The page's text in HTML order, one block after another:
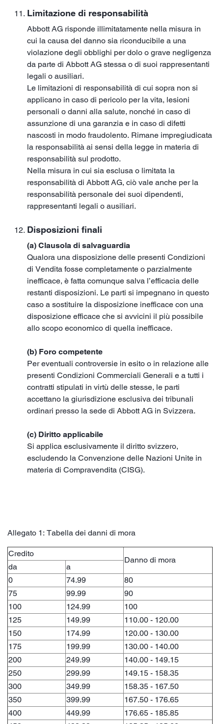
Limitazione di responsabilità
Abbott AG risponde illimitatamente nella misura in
cui la causa del danno sia riconducibile a una
violazione degli obblighi per dolo o grave negligenza
da parte di Abbott AG stessa o di suoi rappresentanti
legali o ausiliari.
Le limitazioni di responsabilità di cui sopra non si
applicano in caso di pericolo per la vita, lesioni
personali o danni alla salute, nonché in caso di
assunzione di una garanzia e in caso di difetti
nascosti in modo fraudolento. Rimane impregiudicata
la responsabilità ai sensi della legge in materia di
responsabilità sul prodotto.
Nella misura in cui sia esclusa o limitata la
responsabilità di Abbott AG, ciò vale anche per la
responsabilità personale dei suoi dipendenti,
rappresentanti legali o ausiliari.
Disposizioni finali
(a) Clausola di salvaguardia
Qualora una disposizione delle presenti Condizioni
di Vendita fosse completamente o parzialmente
inefficace, è fatta comunque salva l’efficacia delle
restanti disposizioni. Le parti si impegnano in questo
caso a sostituire la disposizione inefficace con una
disposizione efficace che si avvicini il più possibile
allo scopo economico di quella inefficace.
(b) Foro competente
Per eventuali controversie in esito o in relazione alle
presenti Condizioni Commerciali Generali e a tutti i
contratti stipulati in virtù delle stesse, le parti
accettano la giurisdizione esclusiva dei tribunali
ordinari presso la sede di Abbott AG in Svizzera.
(c) Diritto applicabile
Si applica esclusivamente il diritto svizzero,
escludendo la Convenzione delle Nazioni Unite in
materia di Compravendita (CISG).
Allegato 1: Tabella dei danni di mora
Credito
Danno di mora
da
a
0
74.99
80
75
99.99
90
100
124.99
100
125
149.99
110.00 - 120.00
150
174.99
120.00 - 130.00
175
199.99
130.00 - 140.00
200
249.99
140.00 - 149.15
250
299.99
149.15 - 158.35
300
349.99
158.35 - 167.50
350
399.99
167.50 - 176.65
400
449.99
176.65 - 185.85